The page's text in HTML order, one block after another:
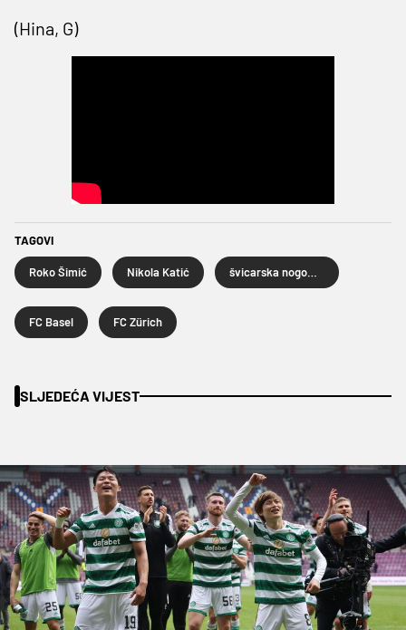
(Hina, G)
TAGOVI
Roko Šimić Nikola Katić
FC Basel FC Zürich
SLJEDEĆA VIJEST